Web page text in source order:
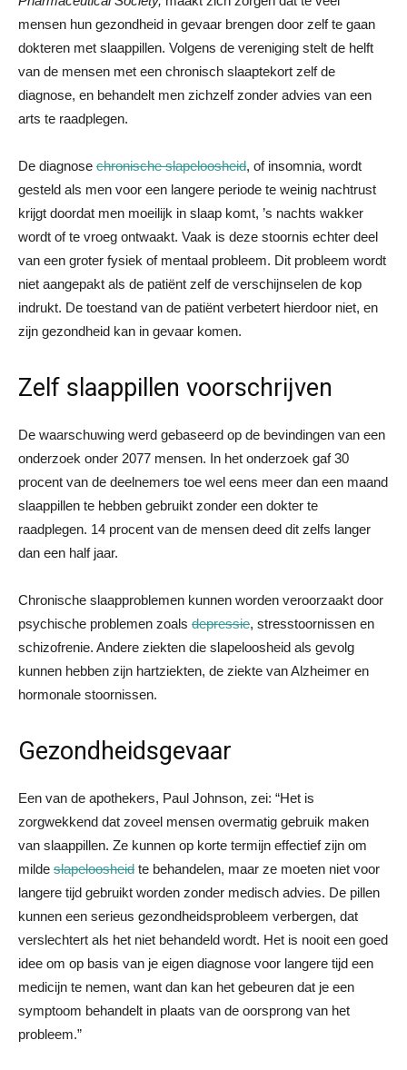
mensen hun gezondheid in gevaar brengen door zelf te gaan
dokteren met slaappillen. Volgens de vereniging stelt de helft
van de mensen met een chronisch slaaptekort zelf de
diagnose, en behandelt men zichzelf zonder advies van een
arts te raadplegen.
De diagnose chronische slapeloosheid, of insomnia, wordt
gesteld als men voor een langere periode te weinig nachtrust
krijgt doordat men moeilijk in slaap komt, ’s nachts wakker
wordt of te vroeg ontwaakt. Vaak is deze stoornis echter deel
van een groter fysiek of mentaal probleem. Dit probleem wordt
niet aangepakt als de patiënt zelf de verschijnselen de kop
indrukt. De toestand van de patiënt verbetert hierdoor niet, en
zijn gezondheid kan in gevaar komen.
Zelf slaappillen voorschrijven
De waarschuwing werd gebaseerd op de bevindingen van een
onderzoek onder 2077 mensen. In het onderzoek gaf 30
procent van de deelnemers toe wel eens meer dan een maand
slaappillen te hebben gebruikt zonder een dokter te
raadplegen. 14 procent van de mensen deed dit zelfs langer
dan een half jaar.
Chronische slaapproblemen kunnen worden veroorzaakt door
psychische problemen zoals depressie, stresstoornissen en
schizofrenie. Andere ziekten die slapeloosheid als gevolg
kunnen hebben zijn hartziekten, de ziekte van Alzheimer en
hormonale stoornissen.
Gezondheidsgevaar
Een van de apothekers, Paul Johnson, zei: “Het is
zorgwekkend dat zoveel mensen overmatig gebruik maken
van slaappillen. Ze kunnen op korte termijn effectief zijn om
milde slapeloosheid te behandelen, maar ze moeten niet voor
langere tijd gebruikt worden zonder medisch advies. De pillen
kunnen een serieus gezondheidsprobleem verbergen, dat
verslechtert als het niet behandeld wordt. Het is nooit een goed
idee om op basis van je eigen diagnose voor langere tijd een
medicijn te nemen, want dan kan het gebeuren dat je een
symptoom behandelt in plaats van de oorsprong van het
probleem.”